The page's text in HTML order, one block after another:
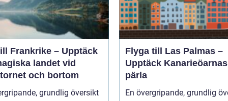
Frankrike – Upptäck
landet vid
och bortom
grundlig översikt
Flyga till Las Palmas –
Upptäck Kanarieöarnas
pärla
En övergripande, grundlig